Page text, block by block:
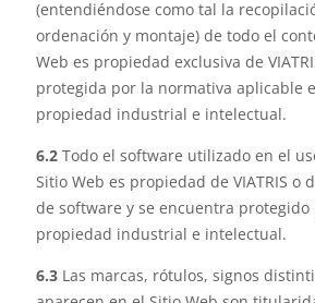
(entendiéndose como tal la
ordenación y montaje) de todo el
Web es propiedad exclusiva de
protegida por la normativa aplicable
propiedad industrial e intelectual.
6.2 Todo el software utilizado en el
Sitio Web es propiedad de VIATRIS o
de software y se encuentra protegido
propiedad industrial e intelectual.
6.3 Las marcas, rótulos, signos